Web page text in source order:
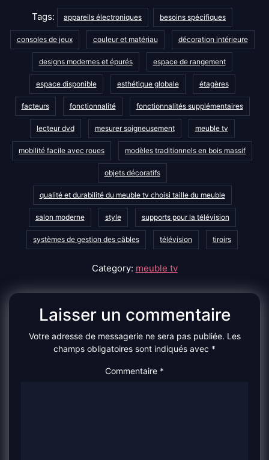
Tags: appareils électroniques besoins spécifiques
consoles de jeux couleur et matériau décoration intérieure
designs modernes et épurés espace de rangement
espace disponible esthétique globale étagères
facteurs fonctionnalité fonctionnalités supplémentaires
lecteur dvd mesurer soigneusement meuble tv
mobilité facile avec roues modèles traditionnels en bois massif
objets décoratifs
qualité et durabilité du meuble tv choisi taille du meuble
salon moderne style supports pour la télévision
systèmes de gestion des câbles télévision tiroirs
Category: meuble tv
Laisser un commentaire
Votre adresse de messagerie ne sera pas publiée. Les
champs obligatoires sont indiqués avec *
Commentaire *